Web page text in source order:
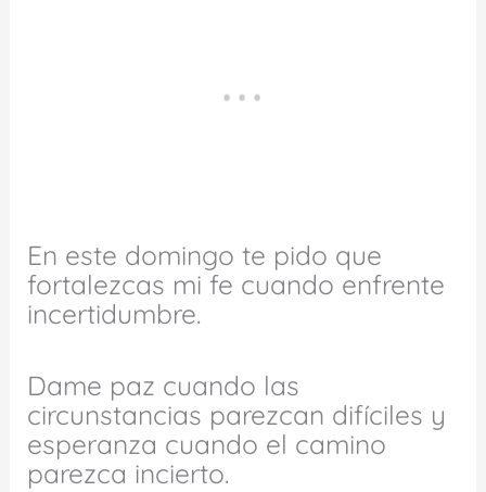
En este domingo te pido que
fortalezcas mi fe cuando enfrente
incertidumbre.
Dame paz cuando las
circunstancias parezcan difíciles y
esperanza cuando el camino
parezca incierto.